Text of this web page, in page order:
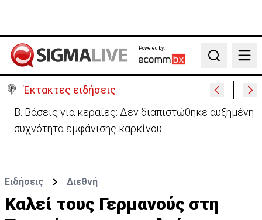
Powered by:
Search
Έκτακτες ειδήσεις
Β. Βάσεις για κεραίες: Δεν διαπιστώθηκε αυξημένη
συχνότητα εμφάνισης καρκίνου
Ειδήσεις Διεθνή
Καλεί τους Γερμανούς στη